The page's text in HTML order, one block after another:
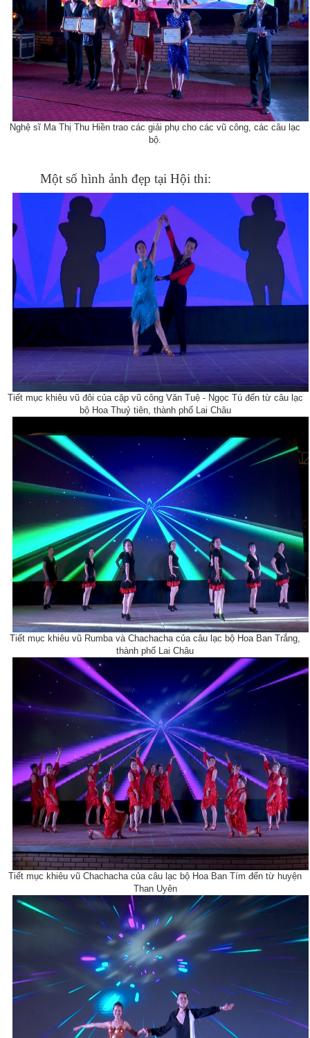
Nghệ sĩ Ma Thị Thu Hiền trao các giải phụ cho các vũ công, các câu lạc
bộ.
Một số hình ảnh đẹp tại Hội thi:
Tiết mục khiêu vũ đôi của cặp vũ công Văn Tuệ - Ngọc Tú đến từ câu lạc
bộ Hoa Thuỷ tiên, thành phố Lai Châu
Tiết mục khiêu vũ Rumba và Chachacha của câu lạc bộ Hoa Ban Trắng,
thành phố Lai Châu
Tiết mục khiêu vũ Chachacha của câu lạc bộ Hoa Ban Tím đến từ huyện
Than Uyên